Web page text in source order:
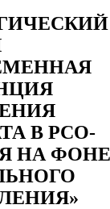
В РСО-
НА ФОНЕ